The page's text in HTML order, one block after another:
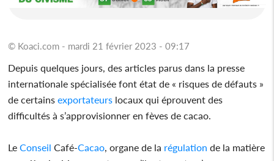
© Koaci.com - mardi 21 février 2023 - 09:17
Depuis quelques jours, des articles parus dans la presse
internationale spécialisée font état de « risques de défauts »
de certainsexportateurs locaux qui éprouvent des
difficultés à s’approvisionner en fèves de cacao.
LeConseil Café-Cacao, organe de la régulation de la matière